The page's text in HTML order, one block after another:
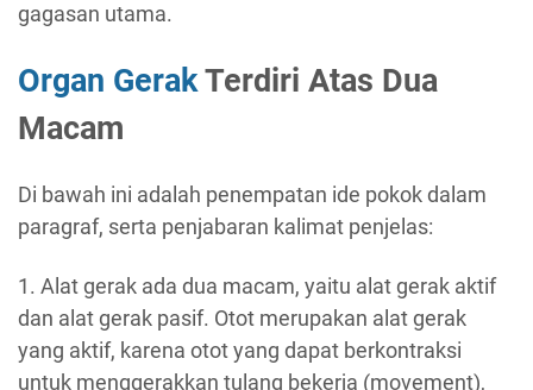
gagasan utama.
Organ GerakTerdiri Atas Dua
Macam
Di bawah ini adalah penempatan ide pokok dalam
paragraf, serta penjabaran kalimat penjelas:
1. Alat gerak ada dua macam, yaitu alat gerak aktif
dan alat gerak pasif. Otot merupakan alat gerak
yang aktif, karena otot yang dapat berkontraksi
untuk menggerakkan tulang bekerja (movement),